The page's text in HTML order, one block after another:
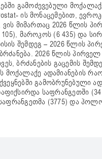
გამოძევებული
ის მონაცემებით,
ვის მიმართაც 2026 წლის
105), მაროკოს (6 435) და
შემდეგ – 2026 წლის
2026 წლის
ბრძანების გაცემის
ადამიანების
გამობრუნებული
საფრანგეთში (34
(3775) და